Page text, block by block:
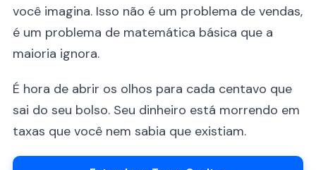
você imagina. Isso não é um problema de vendas,
é um problema de matemática básica que a
maioria ignora.
É hora de abrir os olhos para cada centavo que
sai do seu bolso. Seu dinheiro está morrendo em
taxas que você nem sabia que existiam.